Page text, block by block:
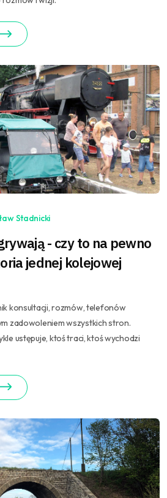
Stadnicki
- czy to na pewno
jednej kolejowej
konsultacji, rozmów, telefonów
zadowoleniem wszystkich stron.
ustępuje, ktoś traci, ktoś wychodzi